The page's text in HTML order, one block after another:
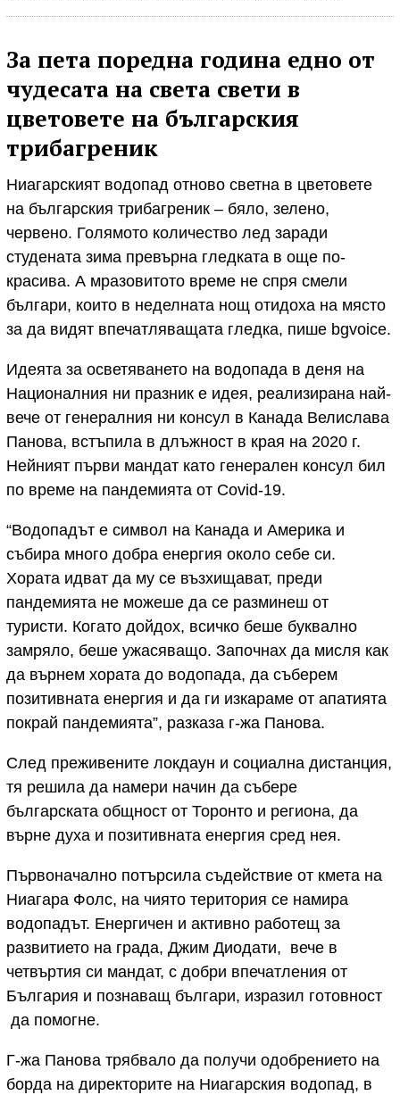
За пета поредна година едно от
чудесата на света свети в
цветовете на българския
трибагреник
Ниагарският водопад отново светна в цветовете
на българския трибагреник – бяло, зелено,
червено. Голямото количество лед заради
студената зима превърна гледката в още по-
красива. А мразовитото време не спря смели
българи, които в неделната нощ отидоха на място
за да видят впечатляващата гледка, пише bgvoice.
Идеята за осветяването на водопада в деня на
Националния ни празник е идея, реализирана най-
вече от генералния ни консул в Канада Велислава
Панова, встъпила в длъжност в края на 2020 г.
Нейният първи мандат като генерален консул бил
по време на пандемията от Covid-19.
“Водопадът е символ на Канада и Америка и
събира много добра енергия около себе си.
Хората идват да му се възхищават, преди
пандемията не можеше да се разминеш от
туристи. Когато дойдох, всичко беше буквално
замряло, беше ужасяващо. Започнах да мисля как
да върнем хората до водопада, да съберем
позитивната енергия и да ги изкараме от апатията
покрай пандемията”, разказа г-жа Панова.
След преживените локдаун и социална дистанция,
тя решила да намери начин да събере
българската общност от Торонто и региона, да
върне духа и позитивната енергия сред нея.
Първоначално потърсила съдействие от кмета на
Ниагара Фолс, на чиято територия се намира
водопадът. Енергичен и активно работещ за
развитието на града, Джим Диодати, вече в
четвъртия си мандат, с добри впечатления от
България и познаващ българи, изразил готовност
да помогне.
Г-жа Панова трябвало да получи одобрението на
борда на директорите на Ниагарския водопад, в